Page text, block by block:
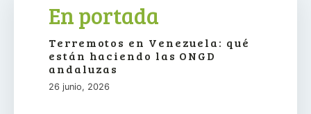
En portada
Terremotos en Venezuela: qué
están haciendo las ONGD
andaluzas
26 junio, 2026